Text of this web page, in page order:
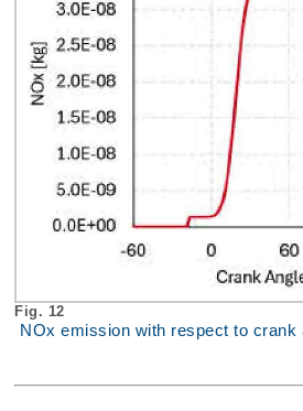
Fig. 12
NOx emission with respect to crank